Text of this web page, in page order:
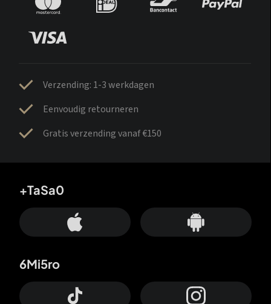
Verzending: 1-3 werkdagen
Eenvoudig retourneren
Gratis verzending vanaf €150
+TaSa0
6Mi5ro